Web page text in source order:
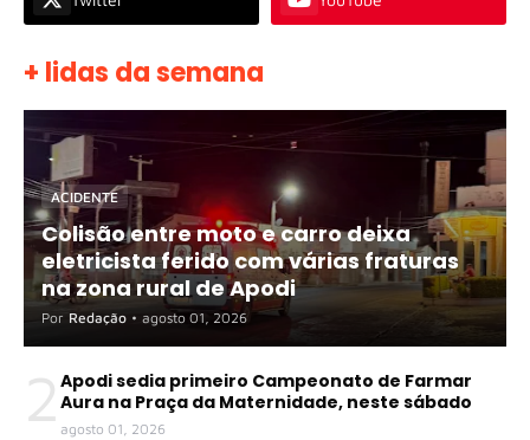
+ lidas da semana
ACIDENTE
Colisão entre moto e carro deixa
eletricista ferido com várias fraturas
na zona rural de Apodi
Por Redação • agosto 01, 2026
2 Apodi sedia primeiro Campeonato de Farmar
Aura na Praça da Maternidade, neste sábado
agosto 01, 2026